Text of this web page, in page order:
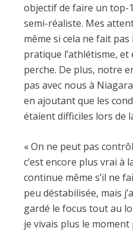
objectif de faire un top-
semi-réaliste. Mes
même si cela ne fait
pratique l’athlétisme, et
perche. De plus, notre
pas avec nous à
en ajoutant que les
étaient difficiles lors de
« On ne peut pas
c’est encore plus vrai à
continue même s’il ne
peu déstabilisée, mais
gardé le focus tout au
je vivais plus le